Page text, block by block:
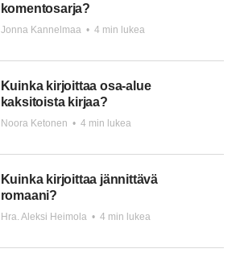
komentosarja?
Jonna Kannelmaa • 4 min lukea
Kuinka kirjoittaa osa-alue
kaksitoista kirjaa?
Noora Ketonen • 4 min lukea
Kuinka kirjoittaa jännittävä
romaani?
Hra. Aleksi Heimola • 4 min lukea